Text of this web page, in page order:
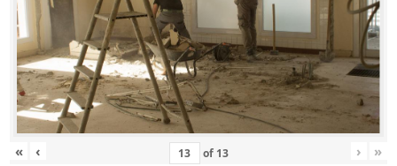
« ‹ of 13 › »